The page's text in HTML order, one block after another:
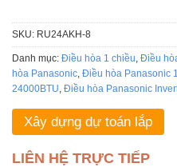
SKU: RU24AKH-8
Danh mục: Điều hòa 1 chiều, Điều
hòa Panasonic, Điều hòa Panasonic
24000BTU, Điều hòa Panasonic
Xây dựng dự toán lắp
LIÊN HỆ TRỰC TIẾP